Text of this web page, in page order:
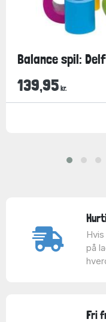
Balance spil:
139,95 kr.
på
Fri